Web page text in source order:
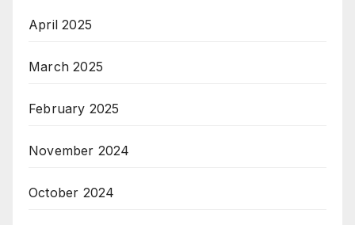
April 2025
March 2025
February 2025
November 2024
October 2024